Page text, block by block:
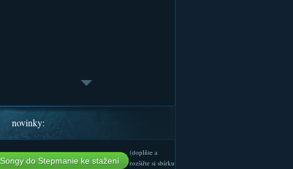
novinky:
Songy do Stepmanie ke stažení
(doplňte a
rozšiřte si sbírku